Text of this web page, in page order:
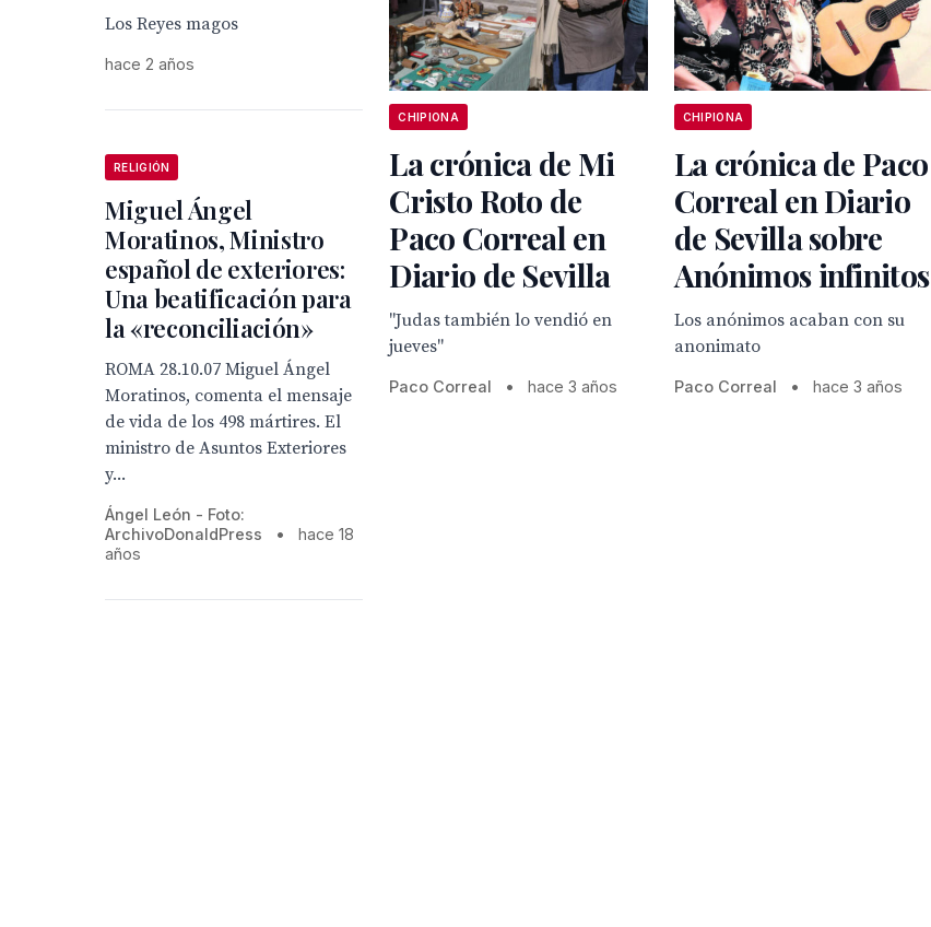
Los Reyes magos
hace 2 años
CHIPIONA
La crónica de Mi
Cristo Roto de
Paco Correal en
Diario de Sevilla
"Judas también lo vendió en
jueves"
Paco Correal • hace 3 años
CHIPIONA
La crónica de Paco
Correal en Diario
de Sevilla sobre
Anónimos infinitos
Los anónimos acaban con su
anonimato
Paco Correal • hace 3 años
RELIGIÓN
Miguel Ángel
Moratinos, Ministro
español de exteriores:
Una beatificación para
la «reconciliación»
ROMA 28.10.07 Miguel Ángel
Moratinos, comenta el mensaje
de vida de los 498 mártires. El
ministro de Asuntos Exteriores
y...
Ángel León - Foto:
ArchivoDonaldPress
•
hace 18
años